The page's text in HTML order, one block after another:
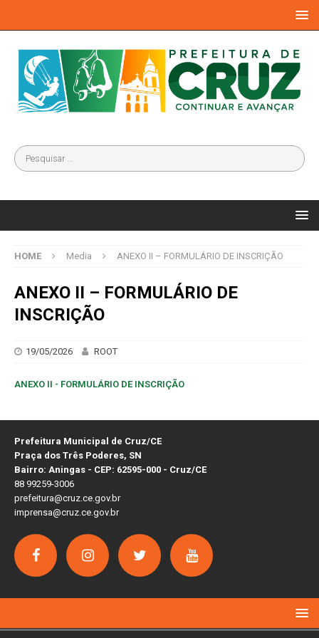
HOME Media ANEXO II – FORMULÁRIO DE INSCRIÇÃO
ANEXO II – FORMULÁRIO DE
INSCRIÇÃO
19/05/2026 ROOT
ANEXO II - FORMULÁRIO DE INSCRIÇÃO
Prefeitura Municipal de Cruz/CE
Praça dos Três Poderes, SN
Bairro: Aningas - CEP: 62595-000 - Cruz/CE
88 99259-3006
prefeitura@cruz.ce.gov.br
imprensa@cruz.ce.gov.br